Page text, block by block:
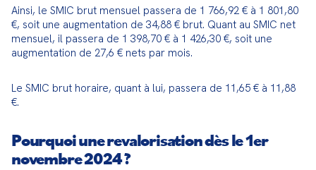
Ainsi, le SMIC brut mensuel passera de 1 766,92 € à 1 801,80
€, soit une augmentation de 34,88 € brut. Quant au SMIC net
mensuel, il passera de 1 398,70 € à 1 426,30 €, soit une
augmentation de 27,6 € nets par mois.
Le SMIC brut horaire, quant à lui, passera de 11,65 € à 11,88
€.
Pourquoi une revalorisation dès le 1er
novembre 2024 ?